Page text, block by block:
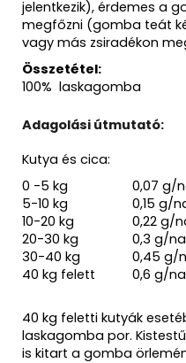
jelentkezik), érdemes a
megfőzni (gomba teát
vagy más zsiradékon
Összetétel:
100% laskagomba
Adagolási útmutató:
Kutya és cica:
0 -5 kg
0,07 g/
5-10 kg
0,15 g/
10-20 kg
0,22 g/
20-30 kg
0,3 g/
30-40 kg
0,45 g/
40 kg felett
0,6 g/
40 kg feletti kutyák
laskagomba por.
is kitart a gomba